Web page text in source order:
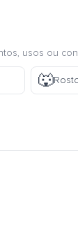
usos ou
🐺